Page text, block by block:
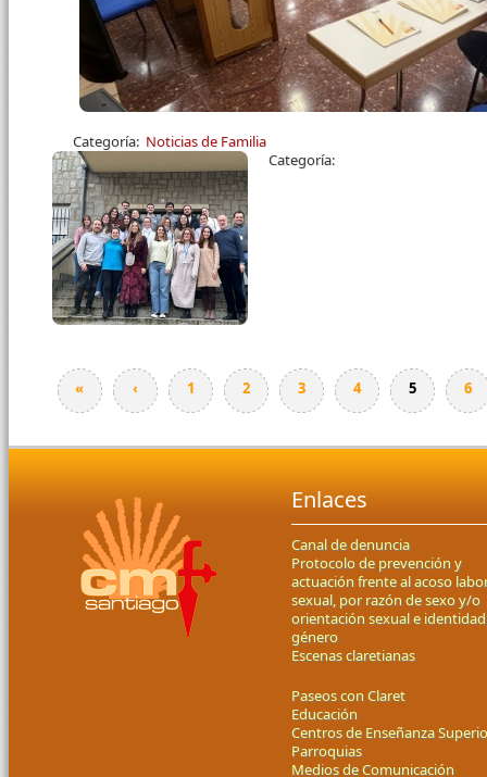
Categoría: Noticias de Familia
Categoría:
Páginas
« ‹ 1 2 3 4 5 6
Enlaces
Canal de denuncia
Protocolo de prevención y
actuación frente al acoso
sexual, por razón de sexo y/o
orientación sexual e
género
Escenas claretianas
Paseos con Claret
Educación
Centros de Enseñanza
Parroquias
Medios de Comunicación